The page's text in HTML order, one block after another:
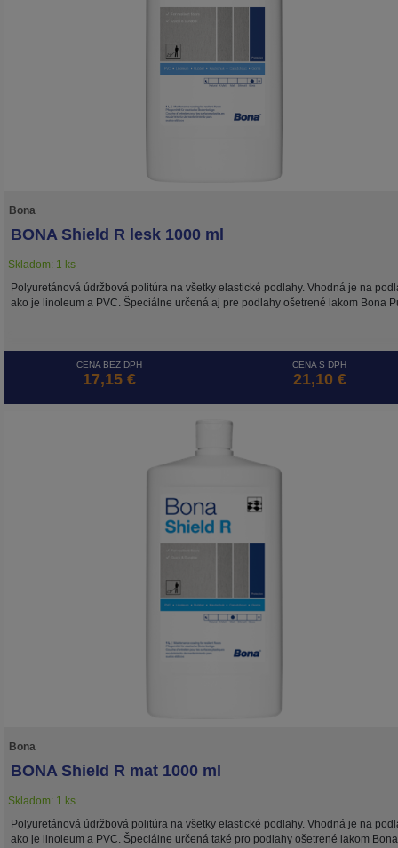
Bona
BONA Shield R lesk 1000 ml
Skladom: 1 ks
Polyuretánová údržbová politúra na všetky elastické podlahy. Vhodná je na
ako je linoleum a PVC. Špeciálne určená aj pre podlahy ošetrené lakom Bona
CENA BEZ DPH
17,15 €
CENA S DPH
21,10 €
Bona
BONA Shield R mat 1000 ml
Skladom: 1 ks
Polyuretánová údržbová politúra na všetky elastické podlahy. Vhodná je na
ako je linoleum a PVC. Špeciálne určená také pro podlahy ošetrené lakom Bona